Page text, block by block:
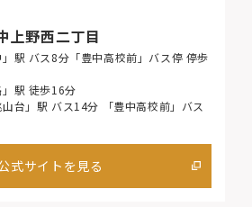
上野西二丁目
駅 バス8分「豊中高校前」バス停 停歩
駅 徒歩16分
台」駅 バス14分 「豊中高校前」バス
式サイトを見る